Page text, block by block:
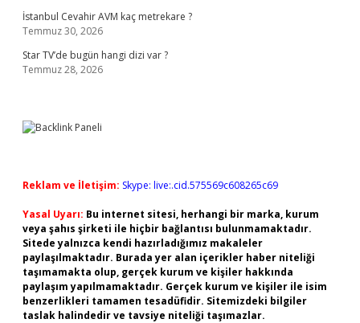
İstanbul Cevahir AVM kaç metrekare ?
Temmuz 30, 2026
Star TV’de bugün hangi dizi var ?
Temmuz 28, 2026
Reklam ve İletişim: Skype: live:.cid.575569c608265c69
Yasal Uyarı: Bu internet sitesi, herhangi bir marka, kurum
veya şahıs şirketi ile hiçbir bağlantısı bulunmamaktadır.
Sitede yalnızca kendi hazırladığımız makaleler
paylaşılmaktadır. Burada yer alan içerikler haber niteliği
taşımamakta olup, gerçek kurum ve kişiler hakkında
paylaşım yapılmamaktadır. Gerçek kurum ve kişiler ile isim
benzerlikleri tamamen tesadüfidir. Sitemizdeki bilgiler
taslak halindedir ve tavsiye niteliği taşımazlar.